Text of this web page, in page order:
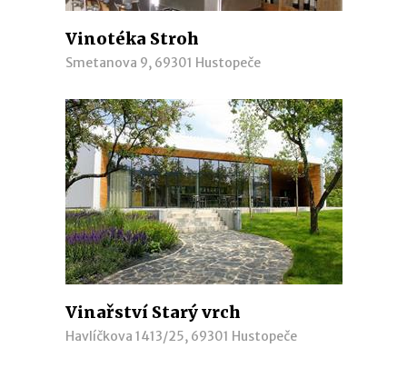
Vinotéka Stroh
Smetanova 9, 69301 Hustopeče
Vinařství Starý vrch
Havlíčkova 1413/25, 69301 Hustopeče